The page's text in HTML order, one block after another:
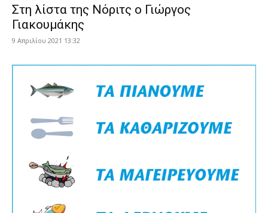
Στη λίστα της Νόριτς ο Γιώργος
Γιακουμάκης
9 Απριλίου 2021 13:32